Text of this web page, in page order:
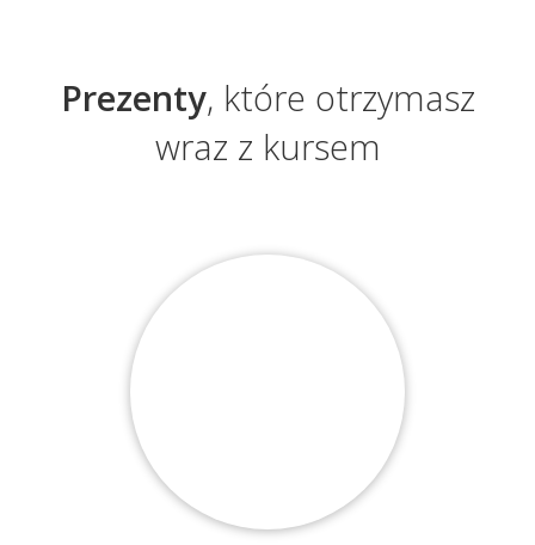
Prezenty, które otrzymasz
wraz z kursem